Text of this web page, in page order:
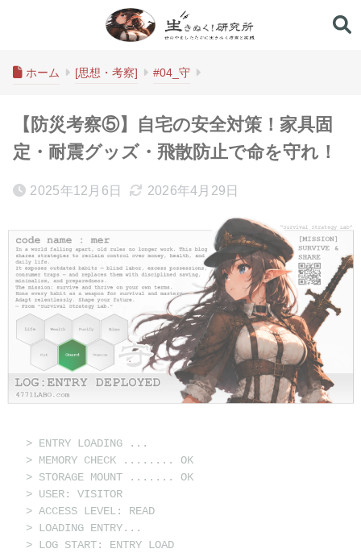
ホーム [思想・考察] #04_守
【防災考察⑤】自宅の安全対策！家具固
定・耐震グッズ・飛散防止で命を守れ！
2025年12月6日 2026年4月29日
> ENTRY LOADING ...
> MEMORY CHECK ........ OK
> STORAGE MOUNT ....... OK
> USER: VISITOR
> ACCESS LEVEL: READ
> LOADING ENTRY...
> LOG START: ENTRY LOAD